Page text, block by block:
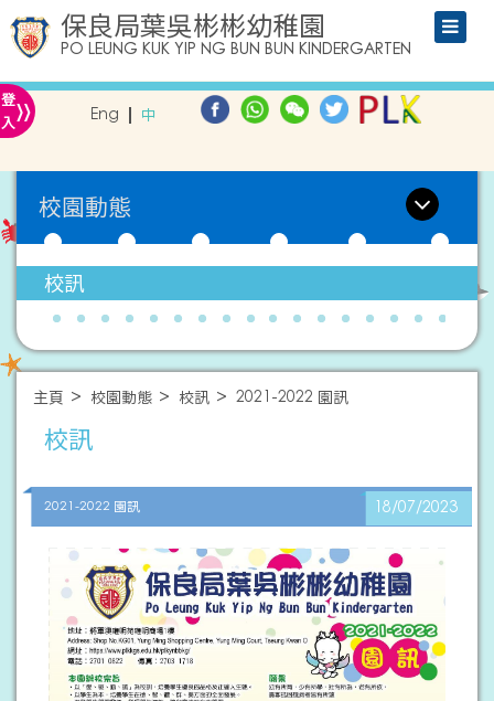
保良局葉吳彬彬幼稚園
PO LEUNG KUK YIP NG BUN BUN KINDERGARTEN
登
入» Eng 中
校園動態
校訊
主頁 校園動態 校訊 2021-2022 園訊
校訊
2021-2022 園訊 18/07/2023